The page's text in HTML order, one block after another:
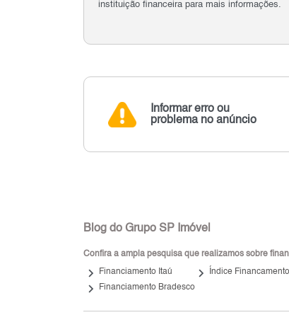
instituição financeira para mais informações.
Informar erro ou
problema no anúncio
Blog do Grupo SP Imóvel
Confira a ampla pesquisa que realizamos sobre
keyboard_arrow_right Financiamento Itaú keyboard_arrow_right Índice
keyboard_arrow_right Financiamento Bradesco